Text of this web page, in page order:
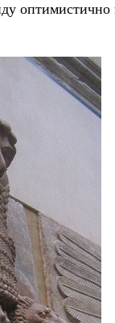
оптимистично